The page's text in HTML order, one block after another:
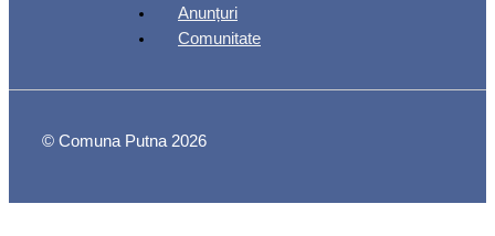
Anunțuri
Comunitate
© Comuna Putna 2026